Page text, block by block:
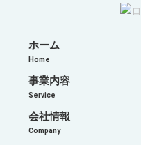
ホーム
Home
事業内容
Service
会社情報
Company